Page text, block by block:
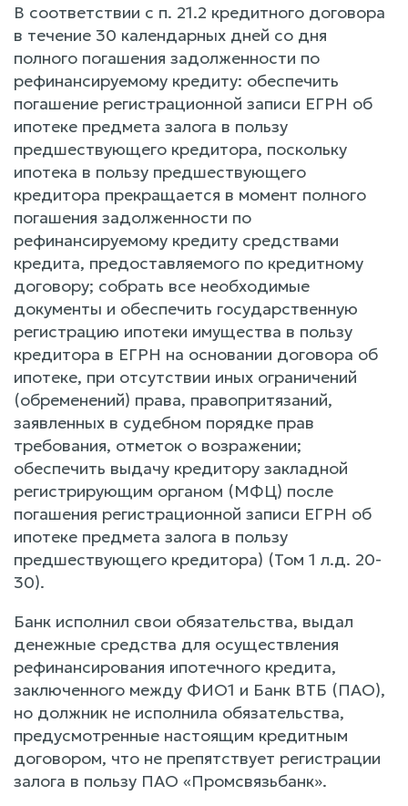
В соответствии с п. 21.2 кредитного договора
в течение 30 календарных дней со дня
полного погашения задолженности по
рефинансируемому кредиту: обеспечить
погашение регистрационной записи ЕГРН об
ипотеке предмета залога в пользу
предшествующего кредитора, поскольку
ипотека в пользу предшествующего
кредитора прекращается в момент полного
погашения задолженности по
рефинансируемому кредиту средствами
кредита, предоставляемого по кредитному
договору; собрать все необходимые
документы и обеспечить государственную
регистрацию ипотеки имущества в пользу
кредитора в ЕГРН на основании договора об
ипотеке, при отсутствии иных ограничений
(обременений) права, правопритязаний,
заявленных в судебном порядке прав
требования, отметок о возражении;
обеспечить выдачу кредитору закладной
регистрирующим органом (МФЦ) после
погашения регистрационной записи ЕГРН об
ипотеке предмета залога в пользу
предшествующего кредитора) (Том 1 л.д. 20-
30).
Банк исполнил свои обязательства, выдал
денежные средства для осуществления
рефинансирования ипотечного кредита,
заключенного между ФИО1 и Банк ВТБ (ПАО),
но должник не исполнила обязательства,
предусмотренные настоящим кредитным
договором, что не препятствует регистрации
залога в пользу ПАО «Промсвязьбанк».